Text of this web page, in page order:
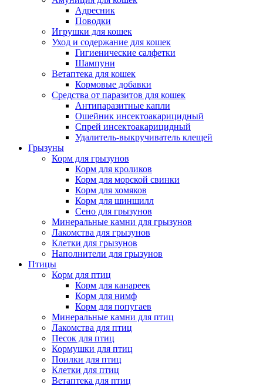
Адресник
Поводки
Игрушки для кошек
Уход и содержание для кошек
Гигиенические салфетки
Шампуни
Ветаптека для кошек
Кормовые добавки
Средства от паразитов для кошек
Антипаразитные капли
Ошейник инсектоакарицидный
Спрей инсектоакарицидный
Удалитель-выкручиватель клещей
Грызуны
Корм для грызунов
Корм для кроликов
Корм для морской свинки
Корм для хомяков
Корм для шиншилл
Сено для грызунов
Минеральные камни для грызунов
Лакомства для грызунов
Клетки для грызунов
Наполнители для грызунов
Птицы
Корм для птиц
Корм для канареек
Корм для нимф
Корм для попугаев
Минеральные камни для птиц
Лакомства для птиц
Песок для птиц
Кормушки для птиц
Поилки для птиц
Клетки для птиц
Ветаптека для птиц